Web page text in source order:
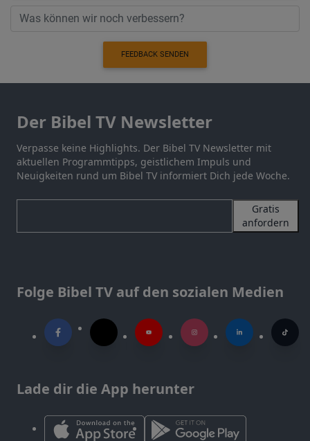
FEEDBACK SENDEN
Der Bibel TV Newsletter
Verpasse keine Highlights. Der Bibel TV Newsletter mit
aktuellen Programmtipps, geistlichem Impuls und
Neuigkeiten rund um Bibel TV informiert Dich jede Woche.
Gratis
anfordern
Folge Bibel TV auf den sozialen Medien
Lade dir die App herunter